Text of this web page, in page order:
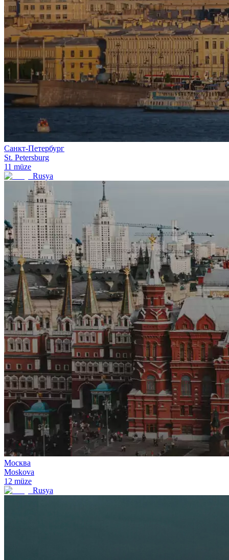
Санкт-Петербург
St. Petersburg
11 müze
Rusya
Москва
Moskova
12 müze
Rusya